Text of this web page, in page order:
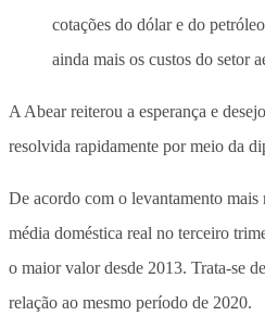
cotações do dólar e do
ainda mais os custos do setor
A Abear reiterou a esperança e
resolvida rapidamente por meio da
De acordo com o levantamento mais
média doméstica real no terceiro
o maior valor desde 2013. Trata-se
relação ao mesmo período de 2020.